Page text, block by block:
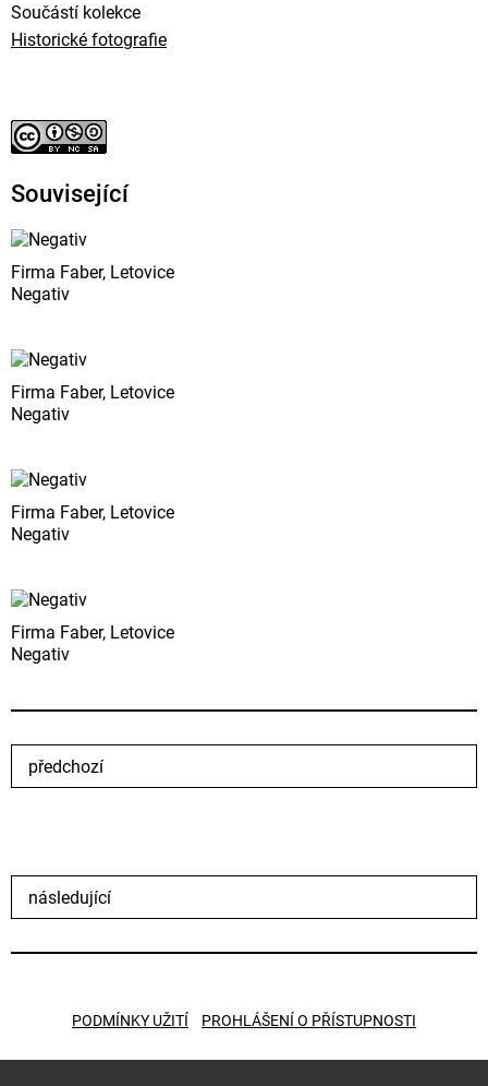
Součástí kolekce
Historické fotografie
Související
Firma Faber, Letovice
Negativ
Firma Faber, Letovice
Negativ
Firma Faber, Letovice
Negativ
Firma Faber, Letovice
Negativ
předchozí
následující
PODMÍNKY UŽITÍ PROHLÁŠENÍ O PŘÍSTUPNOSTI